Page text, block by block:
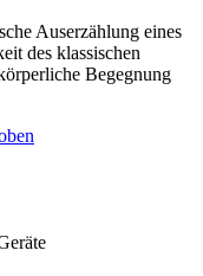
Auserzählung eines
des klassischen
Begegnung